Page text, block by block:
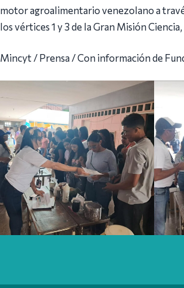
motor agroalimentario venezolano a
los vértices 1 y 3 de la Gran Misión
Mincyt / Prensa / Con información de